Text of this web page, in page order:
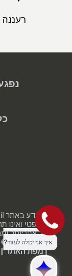
רעננה
משפטי ואינו
על אחריותך
2000-2025 ©
| מפת האתר